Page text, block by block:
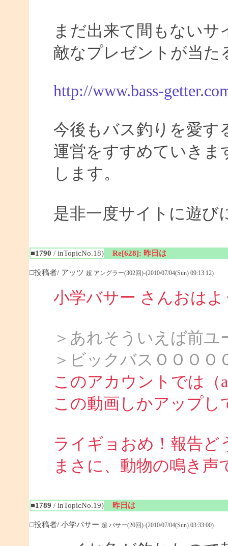
まだ出来て間もないサ
敵なプレゼントが当た
http://www.bass-
今後もバス釣りを愛す
運営をすすめていきま
します。
是非一度サイトに遊び
■1790 / inTopicNo.18) Re[628]: 昨日は
□投稿者/ アッツ 超 アングラー(302回)-(2010/07/04(Sun) 09:13:12)
小学バサー さんおは
＞あれそういえば前
＞ビックバスＯＯＯ
このアカウントでは（
この動画しかアップし
ライギョおめ！報告ど
まさに、動物の鳴き声
■1789 / inTopicNo.19) 昨日は
□投稿者/ 小学バサー 超 バサー(20回)-(2010/07/04(Sun) 03:33:00)